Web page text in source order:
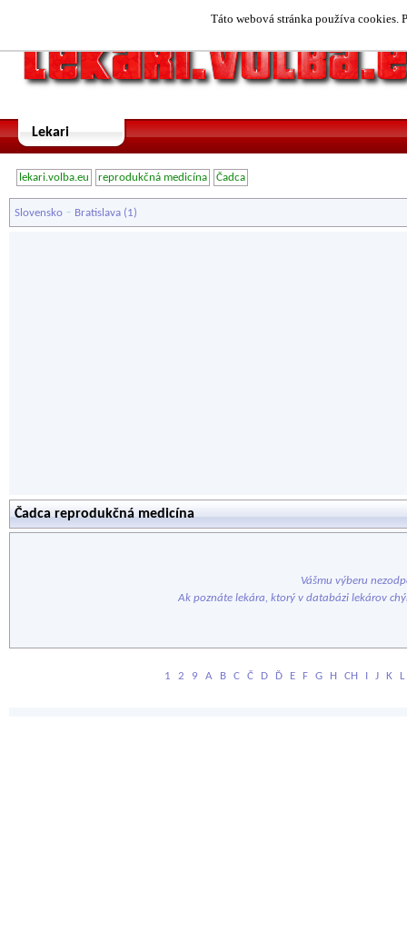
Táto webová stránka používa cookies.
Lekari
lekari.volba.eu reprodukčná medicína Čadca
Slovensko - Bratislava (1)
Čadca reprodukčná medicína
Vášmu výberu
Ak poznáte lekára, ktorý v databázi lekárov
1 2 9 A B C Č D Ď E F G H CH I J K L